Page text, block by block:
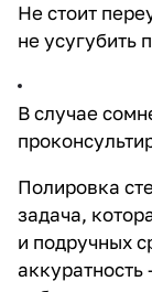
Не стоит
не усугубить
В случае
Полировка
задача,
и подручных